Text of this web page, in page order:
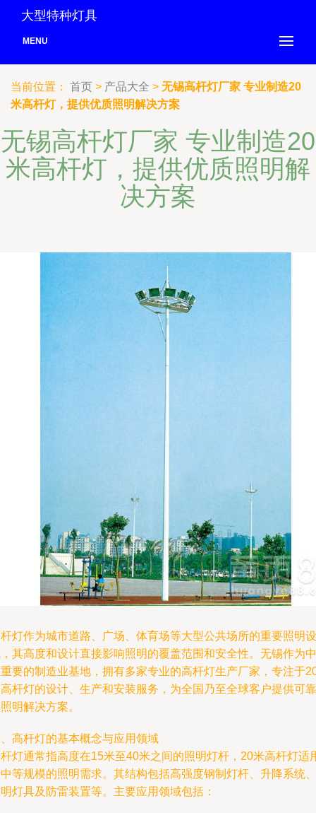
大型特种灯具
MENU
当前位置： 首页 > 产品大全 > 无锡高杆灯厂家 专业制造20
米高杆灯，提供优质照明解决方案
无锡高杆灯厂家 专业制造20
米高杆灯，提供优质照明解
决方案
灯作为城市道路、广场、体育场等大型公共场所的重要照明设
其高度和设计直接影响照明的覆盖范围和安全性。无锡作为中
要的制造业基地，拥有多家专业的高杆灯生产厂家，专注于
杆灯的设计、生产和安装服务，为全国乃至全球客户提供可靠
明解决方案。
高杆灯的基本概念与应用领域
灯通常指高度在15米至40米之间的照明灯杆，20米高杆灯适
等规模的照明需求。其结构包括高强度钢制灯杆、升降系统、
灯具及防雷装置等。主要应用领域包括：